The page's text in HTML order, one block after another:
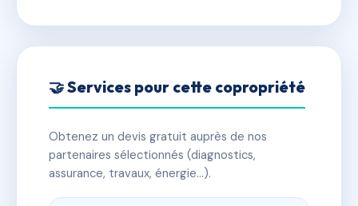
🤝 Services pour cette copropriété
Obtenez un devis gratuit auprès de nos
partenaires sélectionnés (diagnostics,
assurance, travaux, énergie…).